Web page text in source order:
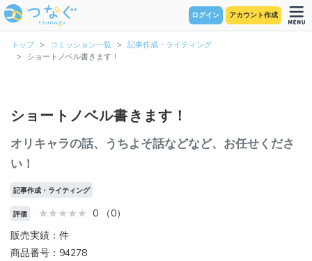
ログイン アカウント作成
トップ コミッション一覧
記事作成・ライティング
ショートノベル書きます！
ショートノベル書きます！
オリキャラの話、うちよそ話などなど、お任せくださ
い！
記事作成・ライティング
評価
0 （0）
販売実績：件
商品番号：94278